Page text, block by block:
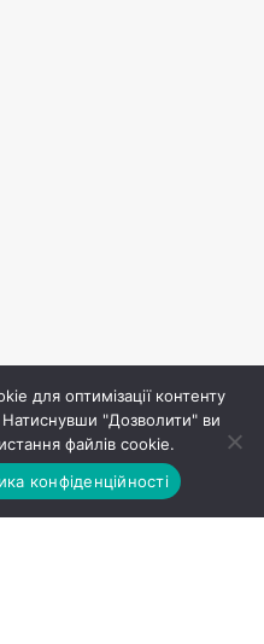
для оптимізації контенту
"Дозволити" ви
файлів cookie.
конфіденційності